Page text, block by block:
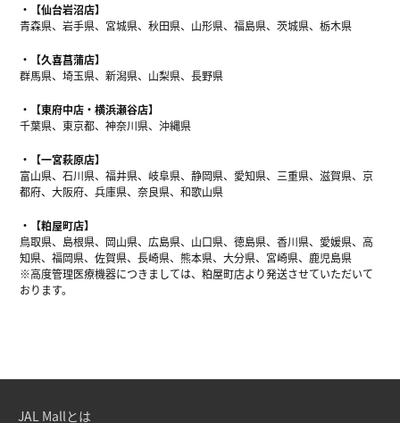
【仙台岩沼店】
青森県、岩手県、宮城県、秋田県、山形県、福島県、茨城県、栃木県
【久喜菖蒲店】
群馬県、埼玉県、新潟県、山梨県、長野県
【東府中店・横浜瀬谷店】
千葉県、東京都、神奈川県、沖縄県
【一宮萩原店】
富山県、石川県、福井県、岐阜県、静岡県、愛知県、三重県、滋賀県、京
都府、大阪府、兵庫県、奈良県、和歌山県
【粕屋町店】
鳥取県、島根県、岡山県、広島県、山口県、徳島県、香川県、愛媛県、高
知県、福岡県、佐賀県、長崎県、熊本県、大分県、宮崎県、鹿児島県
※高度管理医療機器につきましては、粕屋町店より発送させていただいて
おります。
JAL Mallとは